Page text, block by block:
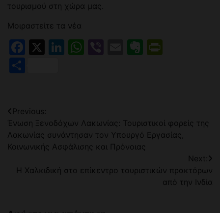
τουρισμού στη χώρα μας.
Μοιραστείτε τα νέα
Facebook
X LinkedIn
WhatsApp
ViberEmailEvernote
Πλοήγηση
άρθρων
Previous:
Ένωση Ξενοδόχων Λακωνίας: Τουριστικοί φορείς της
Λακωνίας συνάντησαν τον Υπουργό Εργασίας,
Κοινωνικής Ασφάλισης και Πρόνοιας
Next:
Η Χαλκιδική στο επίκεντρο τουριστικών πρακτόρων
από την Ινδία